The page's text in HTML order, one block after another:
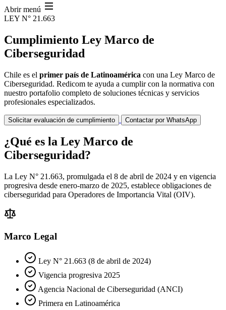
Abrir menú
LEY N° 21.663
Cumplimiento Ley Marco de
Ciberseguridad
Chile es el primer país de Latinoamérica con una Ley Marco de
Ciberseguridad. Redicom te ayuda a cumplir con la normativa con
nuestro portafolio completo de soluciones técnicas y servicios
profesionales especializados.
Solicitar evaluación de cumplimiento Contactar por WhatsApp
¿Qué es la Ley Marco de
Ciberseguridad?
La Ley N° 21.663, promulgada el 8 de abril de 2024 y en vigencia
progresiva desde enero-marzo de 2025, establece obligaciones de
ciberseguridad para Operadores de Importancia Vital (OIV).
Marco Legal
Ley N° 21.663 (8 de abril de 2024)
Vigencia progresiva 2025
Agencia Nacional de Ciberseguridad (ANCI)
Primera en Latinoamérica